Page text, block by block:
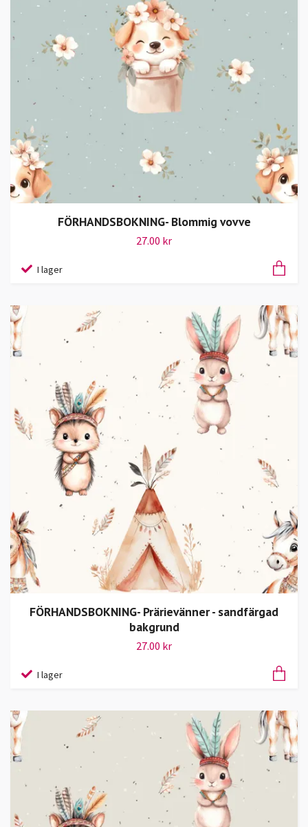
FÖRHANDSBOKNING- Blommig vovve
27.00 kr
I lager
FÖRHANDSBOKNING- Prärievänner - sandfärgad
bakgrund
27.00 kr
I lager